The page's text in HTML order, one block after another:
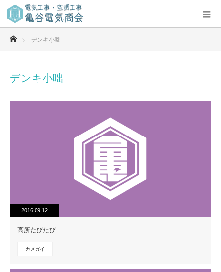
デンキ小咄
デンキ小咄
2016.09.12
高所たびたび
カメガイ